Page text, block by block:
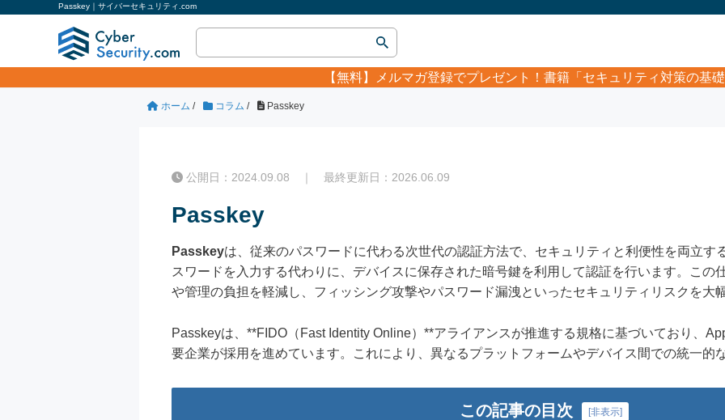
Passkey｜サイバーセキュリティ.com
【無料】 メルマガ登録でプレゼント！書籍「セキュリティ対策の基
ホーム / コラム / Passkey
公開日：2024.09.08 ｜ 最終更新日：2026.06.09
Passkey
Passkeyは、従来のパスワードに代わる次世代の認証方法で、セキュリティと利便性を両立す
スワードを入力する代わりに、デバイスに保存された暗号鍵を利用して認証を行います。この
や管理の負担を軽減し、フィッシング攻撃やパスワード漏洩といったセキュリティリスクを大
Passkeyは、**FIDO（Fast Identity Online）**アライアンスが推進する規格に基づいており、
要企業が採用を進めています。これにより、異なるプラットフォームやデバイス間での統一的
この記事の目次 [非表示]